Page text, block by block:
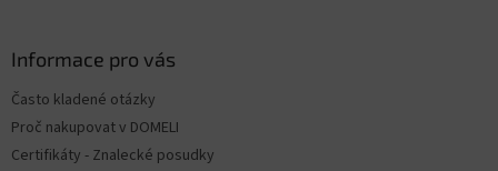
Informace pro vás
Často kladené otázky
Proč nakupovat v DOMELI
Certifikáty - Znalecké posudky